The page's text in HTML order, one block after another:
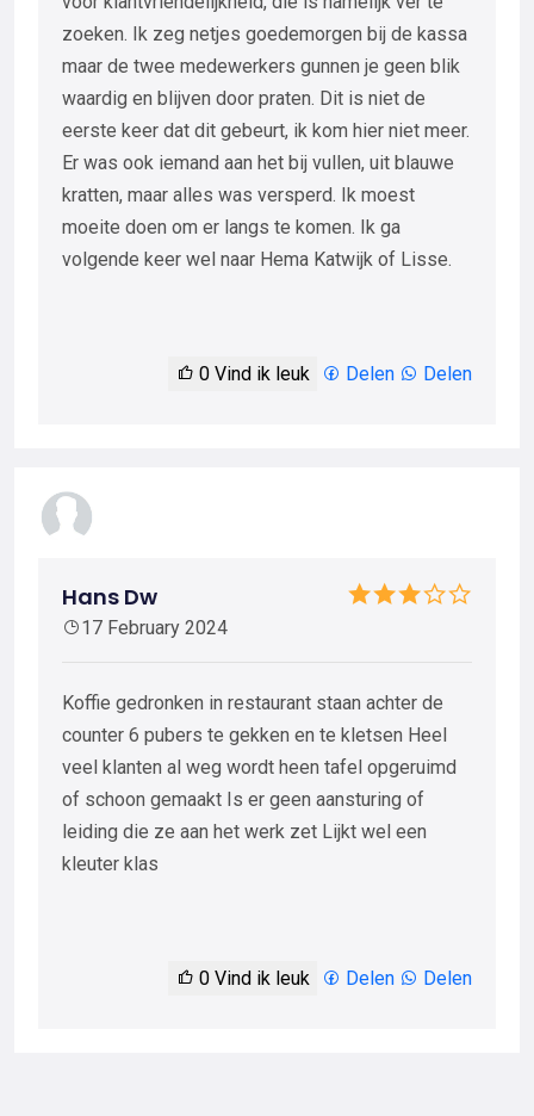
zoeken. Ik zeg netjes goedemorgen bij de kassa
maar de twee medewerkers gunnen je geen blik
waardig en blijven door praten. Dit is niet de
eerste keer dat dit gebeurt, ik kom hier niet meer.
Er was ook iemand aan het bij vullen, uit blauwe
kratten, maar alles was versperd. Ik moest
moeite doen om er langs te komen. Ik ga
volgende keer wel naar Hema Katwijk of Lisse.
0 Vind ik leuk Delen Delen
Hans Dw
17 February 2024
Koffie gedronken in restaurant staan achter de
counter 6 pubers te gekken en te kletsen Heel
veel klanten al weg wordt heen tafel opgeruimd
of schoon gemaakt Is er geen aansturing of
leiding die ze aan het werk zet Lijkt wel een
kleuter klas
0 Vind ik leuk Delen Delen